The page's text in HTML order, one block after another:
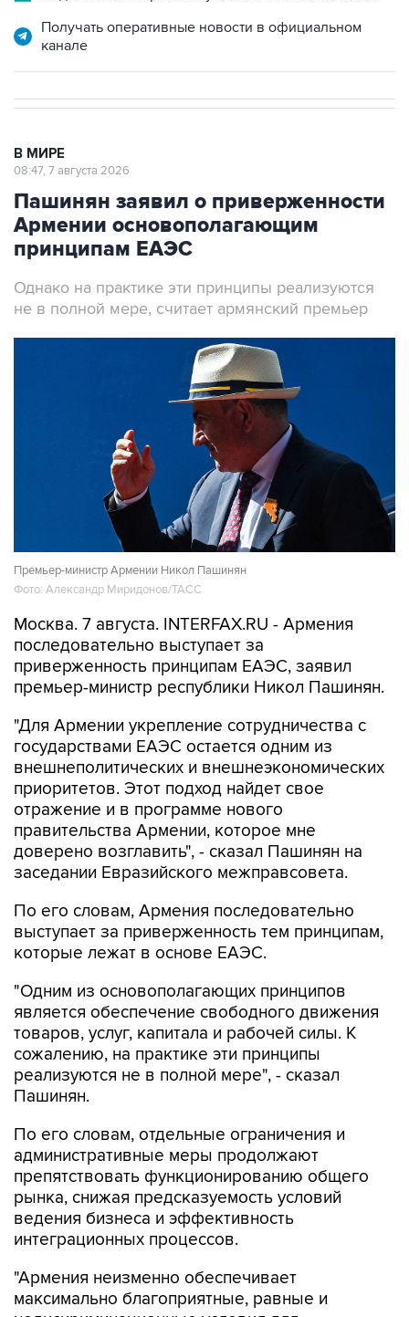
Получать оперативные новости в официальном
канале
В МИРЕ
08:47, 7 августа 2026
Пашинян заявил о приверженности
Армении основополагающим
принципам ЕАЭС
Однако на практике эти принципы реализуются
не в полной мере, считает армянский премьер
Премьер-министр Армении Никол Пашинян
Фото: Александр Миридонов/ТАСС
Москва. 7 августа. INTERFAX.RU - Армения
последовательно выступает за
приверженность принципам ЕАЭС, заявил
премьер-министр республики Никол Пашинян.
"Для Армении укрепление сотрудничества с
государствами ЕАЭС остается одним из
внешнеполитических и внешнеэкономических
приоритетов. Этот подход найдет свое
отражение и в программе нового
правительства Армении, которое мне
доверено возглавить", - сказал Пашинян на
заседании Евразийского межправсовета.
По его словам, Армения последовательно
выступает за приверженность тем принципам,
которые лежат в основе ЕАЭС.
"Одним из основополагающих принципов
является обеспечение свободного движения
товаров, услуг, капитала и рабочей силы. К
сожалению, на практике эти принципы
реализуются не в полной мере", - сказал
Пашинян.
По его словам, отдельные ограничения и
административные меры продолжают
препятствовать функционированию общего
рынка, снижая предсказуемость условий
ведения бизнеса и эффективность
интеграционных процессов.
"Армения неизменно обеспечивает
максимально благоприятные, равные и